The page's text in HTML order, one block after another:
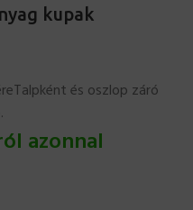
kupak
és oszlop záró
azonnal